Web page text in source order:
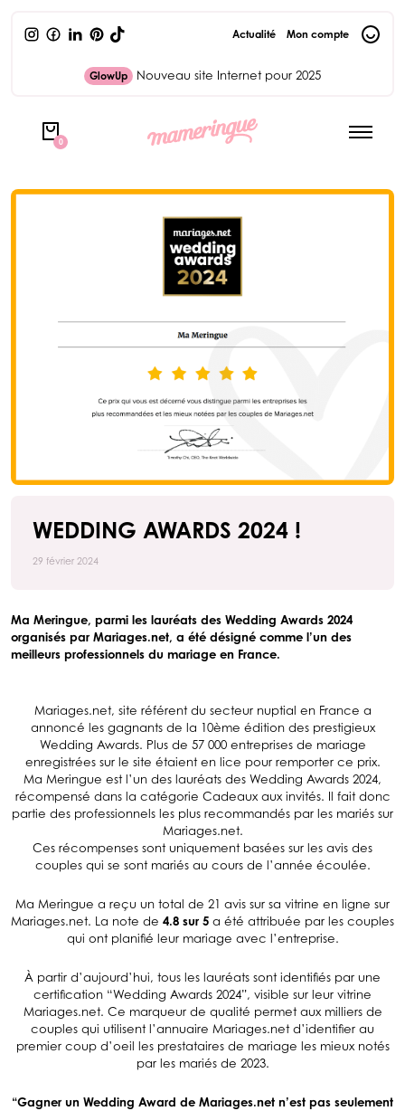
GlowUp Nouveau site Internet pour 2025
Actualité Mon compte
0
WEDDING AWARDS 2024 !
29 février 2024
Ma Meringue, parmi les lauréats des Wedding Awards 2024
organisés par Mariages.net, a été désigné comme l’un des
meilleurs professionnels du mariage en France.
Mariages.net, site référent du secteur nuptial en France a
annoncé les gagnants de la 10ème édition des prestigieux
Wedding Awards. Plus de 57 000 entreprises de mariage
enregistrées sur le site étaient en lice pour remporter ce prix.
Ma Meringue est l’un des lauréats des Wedding Awards 2024,
récompensé dans la catégorie Cadeaux aux invités. Il fait donc
partie des professionnels les plus recommandés par les mariés sur
Mariages.net.
Ces récompenses sont uniquement basées sur les avis des
couples qui se sont mariés au cours de l’année écoulée.
Ma Meringue a reçu un total de 21 avis sur sa vitrine en ligne sur
Mariages.net. La note de 4.8 sur 5 a été attribuée par les couples
qui ont planifié leur mariage avec l’entreprise.
À partir d’aujourd’hui, tous les lauréats sont identifiés par une
certification “Wedding Awards 2024”, visible sur leur vitrine
Mariages.net. Ce marqueur de qualité permet aux milliers de
couples qui utilisent l’annuaire Mariages.net d’identifier au
premier coup d’oeil les prestataires de mariage les mieux notés
par les mariés de 2023.
“Gagner un Wedding Award de Mariages.net n’est pas seulement